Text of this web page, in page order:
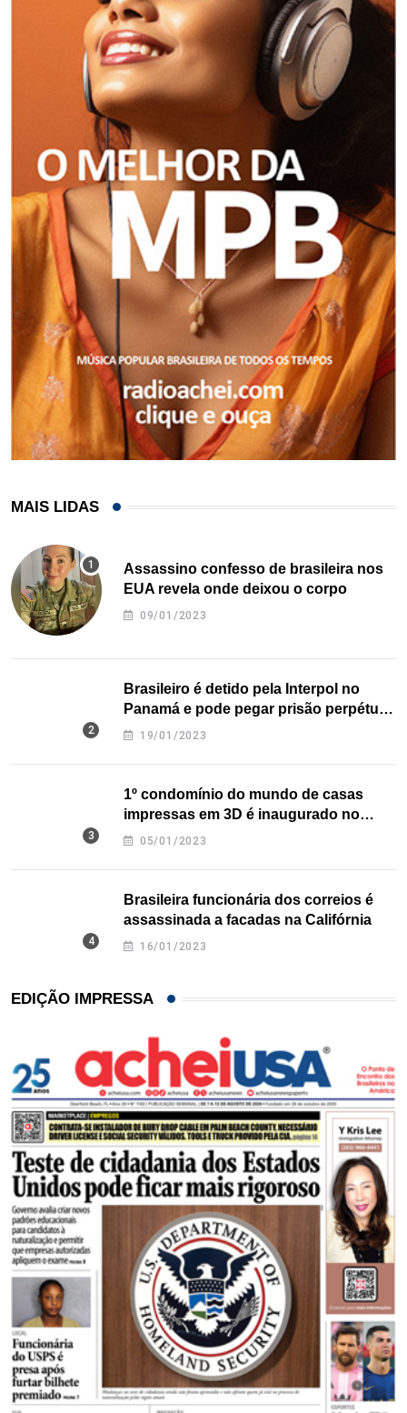
MAIS LIDAS
Assassino confesso de brasileira nos
EUA revela onde deixou o corpo
09/01/2023
Brasileiro é detido pela Interpol no
Panamá e pode pegar prisão perpétua
nos EUA
19/01/2023
1º condomínio do mundo de casas
impressas em 3D é inaugurado no
Texas
05/01/2023
Brasileira funcionária dos correios é
assassinada a facadas na Califórnia
16/01/2023
EDIÇÃO IMPRESSA